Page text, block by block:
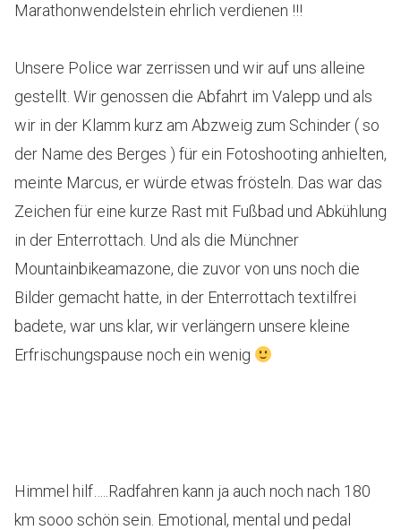
Marathonwendelstein ehrlich verdienen !!!
Unsere Police war zerrissen und wir auf uns alleine
gestellt. Wir genossen die Abfahrt im Valepp und als
wir in der Klamm kurz am Abzweig zum Schinder ( so
der Name des Berges ) für ein Fotoshooting anhielten,
meinte Marcus, er würde etwas frösteln. Das war das
Zeichen für eine kurze Rast mit Fußbad und Abkühlung
in der Enterrottach. Und als die Münchner
Mountainbikeamazone, die zuvor von uns noch die
Bilder gemacht hatte, in der Enterrottach textilfrei
badete, war uns klar, wir verlängern unsere kleine
Erfrischungspause noch ein wenig
Himmel hilf…..Radfahren kann ja auch noch nach 180
km sooo schön sein. Emotional, mental und pedal